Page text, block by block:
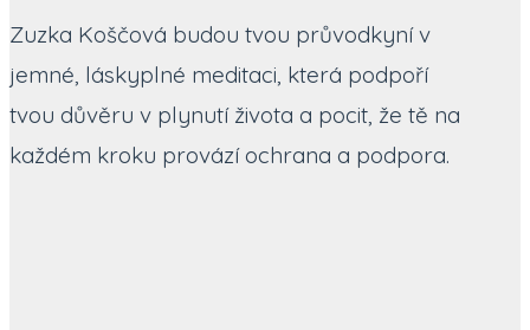
Zuzka Koščová budou tvou průvodkyní v
jemné, láskyplné meditaci, která podpoří
tvou důvěru v plynutí života a pocit, že tě na
každém kroku provází ochrana a podpora.